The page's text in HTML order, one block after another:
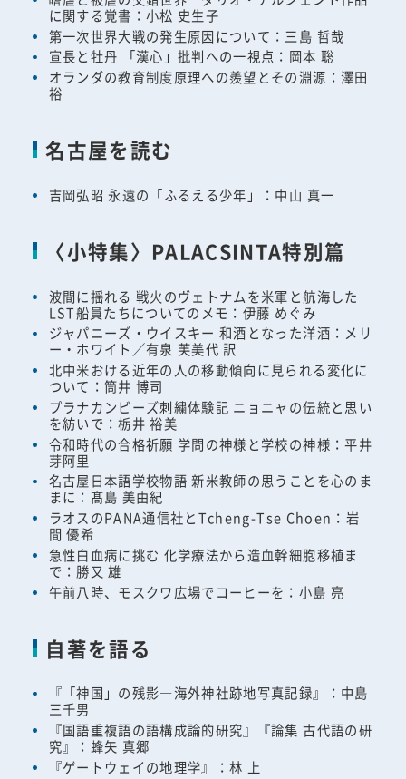
に関する覚書：小松 史生子
第一次世界大戦の発生原因について：三島 哲哉
宣長と牡丹 「漢心」批判への一視点：岡本 聡
オランダの教育制度原理への羨望とその淵源：澤田
裕
名古屋を読む
吉岡弘昭 永遠の「ふるえる少年」：中山 真一
〈小特集〉PALACSINTA特別篇
波間に揺れる 戦火のヴェトナムを米軍と航海した
LST船員たちについてのメモ：伊藤 めぐみ
ジャパニーズ・ウイスキー 和酒となった洋酒：メリ
ー・ホワイト／有泉 芙美代 訳
北中米おける近年の人の移動傾向に見られる変化に
ついて：筒井 博司
プラナカンビーズ刺繍体験記 ニョニャの伝統と思い
を紡いで：栃井 裕美
令和時代の合格祈願 学問の神様と学校の神様：平井
芽阿里
名古屋日本語学校物語 新米教師の思うことを心のま
まに：髙島 美由紀
ラオスのPANA通信社とTcheng-Tse Choen：岩
間 優希
急性白血病に挑む 化学療法から造血幹細胞移植ま
で：勝又 雄
午前八時、モスクワ広場でコーヒーを：小島 亮
自著を語る
『「神国」の残影―海外神社跡地写真記録』：中島
三千男
『国語重複語の語構成論的研究』『論集 古代語の研
究』：蜂矢 真郷
『ゲートウェイの地理学』：林 上